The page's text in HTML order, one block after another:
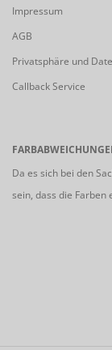
Impressum
AGB
Privatsphäre und
Callback Service
Da es sich bei den
sein, dass die Farben